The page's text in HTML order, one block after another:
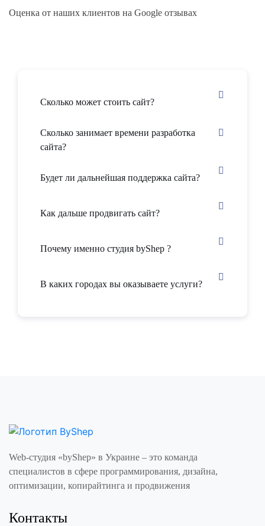
Оценка от наших клиентов на Google отзывах
Сколько может стоить сайт?
Сколько занимает времени разработка
сайта?
Будет ли дальнейшая поддержка сайта?
Как дальше продвигать сайт?
Почему именно студия byShep ?
В каких городах вы оказываете услуги?
Web-студия «byShep» в Украине – это команда
специалистов в сфере программирования, дизайна,
оптимизации, копирайтинга и продвижения
Контакты